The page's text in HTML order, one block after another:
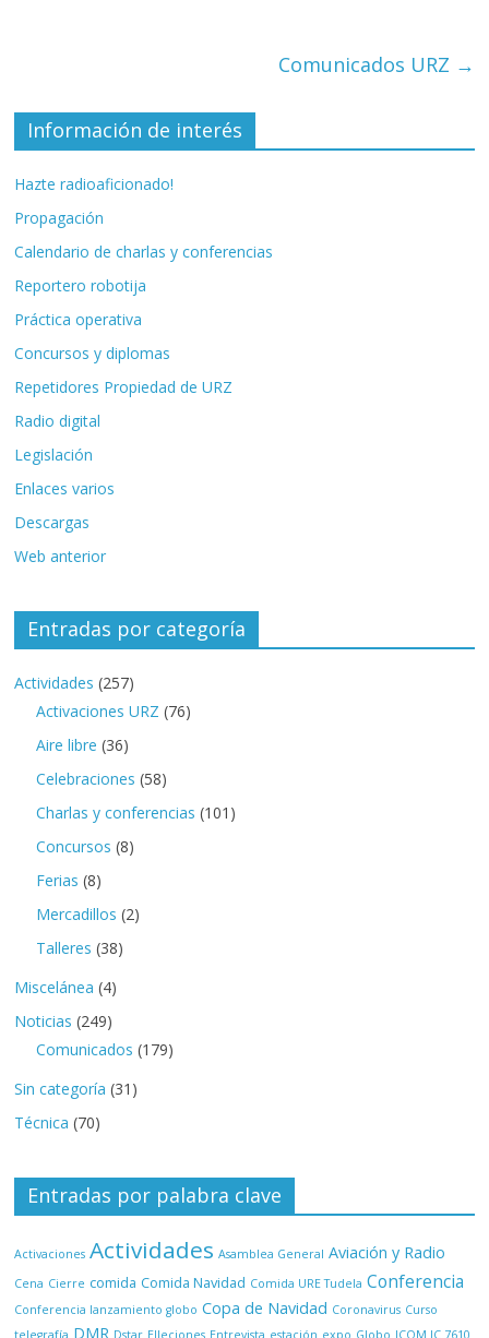
Comunicados URZ →
Información de interés
Hazte radioaficionado!
Propagación
Calendario de charlas y conferencias
Reportero robotija
Práctica operativa
Concursos y diplomas
Repetidores Propiedad de URZ
Radio digital
Legislación
Enlaces varios
Descargas
Web anterior
Entradas por categoría
Actividades (257)
Activaciones URZ (76)
Aire libre (36)
Celebraciones (58)
Charlas y conferencias (101)
Concursos (8)
Ferias (8)
Mercadillos (2)
Talleres (38)
Miscelánea (4)
Noticias (249)
Comunicados (179)
Sin categoría (31)
Técnica (70)
Entradas por palabra clave
Activaciones Actividades Asamblea General Aviación y Radio
Cena Cierre comida Comida Navidad Comida URE Tudela Conferencia
Conferencia lanzamiento globo Copa de Navidad Coronavirus Curso
DMR